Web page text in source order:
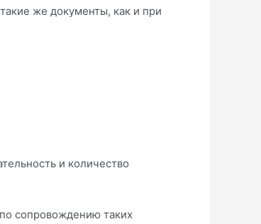
же документы, как и при
и количество
сопровождению таких